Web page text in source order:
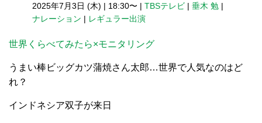
2025年7月3日 (木) | 18:30〜 | TBSテレビ | 垂木 勉 |
ナレーション | レギュラー出演
世界くらべてみたら×モニタリング
うまい棒ビッグカツ蒲焼さん太郎…世界で人気なのはど
れ？
インドネシア双子が来日